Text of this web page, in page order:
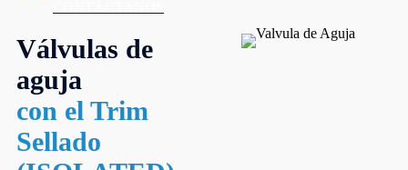
Válvulas de
aguja
con el Trim
Sellado